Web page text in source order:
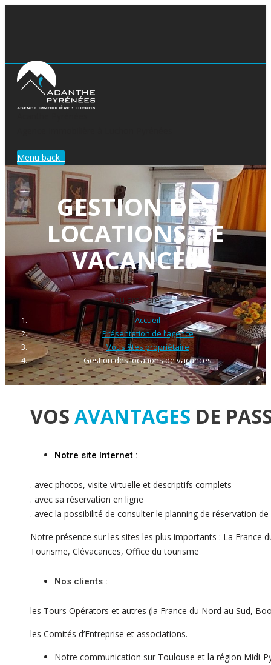
Menu back
GESTION DES
LOCATIONS DE
VACANCES
You are here:
Accueil
Présentation de l’agence
Vous êtes propriétaire
Gestion des locations de vacances
VOS AVANTAGES DE
Notre site Internet :
. avec photos, visite virtuelle et descriptifs complets
. avec sa réservation en ligne
. avec la possibilité de consulter le planning de réservation
Notre présence sur les sites les plus importants : La France
Tourisme, Clévacances, Office du tourisme
Nos clients :
les Tours Opérators et autres (la France du Nord au Sud,
les Comités d’Entreprise et associations.
Notre communication sur Toulouse et la région Midi-